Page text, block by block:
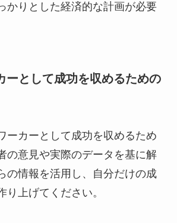
かりとした経済的な計画が必要
ーとして成功を収めるための
ーカーとして成功を収めるため
の意見や実際のデータを基に解
の情報を活用し、自分だけの成
り上げてください。